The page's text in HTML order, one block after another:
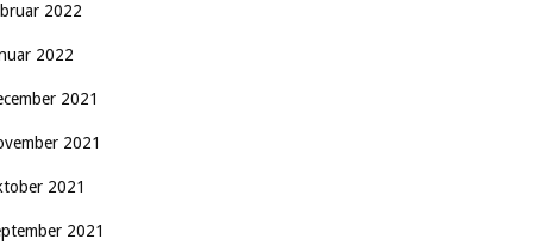
2022
2022
2021
2021
2021
2021